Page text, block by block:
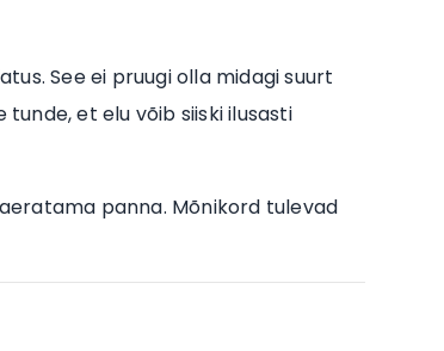
See ei pruugi olla midagi suurt
et elu võib siiski ilusasti
panna. Mõnikord tulevad